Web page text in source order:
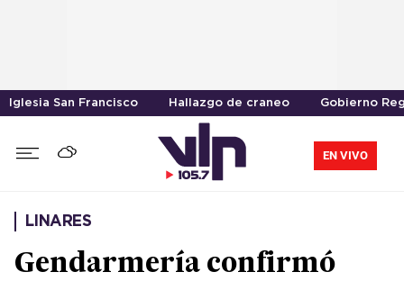
Iglesia San Francisco Hallazgo de craneo Gobierno
EN VIVO
LINARES
Gendarmería confirmó